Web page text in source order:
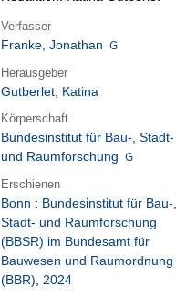
Verfasser
Franke, Jonathan
Herausgeber
Gutberlet, Katina
Körperschaft
Bundesinstitut für Bau-, Stadt-
und Raumforschung
Erschienen
Bonn : Bundesinstitut für Bau-,
Stadt- und Raumforschung
(BBSR) im Bundesamt für
Bauwesen und Raumordnung
(BBR), 2024